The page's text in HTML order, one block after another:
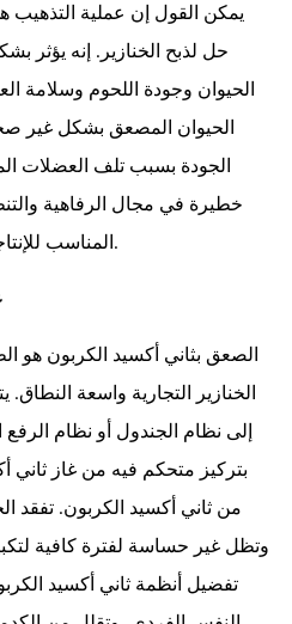
يمكن القول إن عملية التذهيب
حل لذبح الخنازير. إنه يؤثر
الحيوان وجودة اللحوم وسلامة
الحيوان المصعق بشكل غير
الجودة بسبب تلف العضلات
خطيرة في مجال الرفاهية
المناسب للإنتاجية ونوع المنشأة أمرًا ضروريًا.
الصعق بثاني أكسيد الكربون هو
الخنازير التجارية واسعة
إلى نظام الجندول أو نظام
من ثاني أكسيد الكربون. تفقد
وتظل غير حساسة لفترة كافية
تفضيل أنظمة ثاني أكسيد